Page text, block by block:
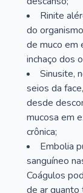
Rinite
do
de muco em
inchaço dos
Sinusite,
seios da
desde
mucosa em
crônica;
Embolia
sanguíneo
Coágulos
de ar quanto